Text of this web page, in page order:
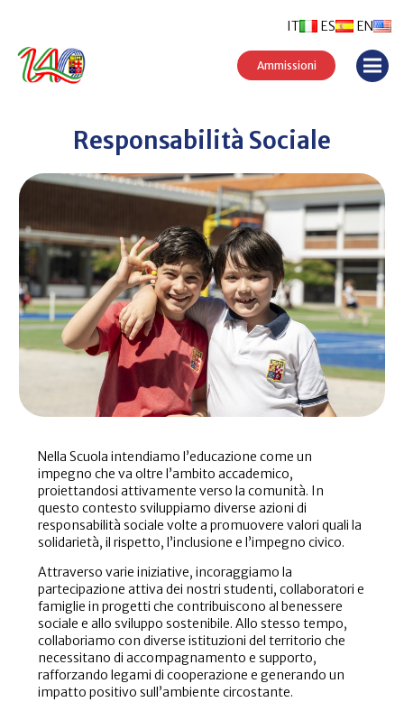
ES EN
IT
Ammissioni
Responsabilità Sociale
Nella Scuola intendiamo l’educazione come un
impegno che va oltre l’ambito accademico,
proiettandosi attivamente verso la comunità. In
questo contesto sviluppiamo diverse azioni di
responsabilità sociale volte a promuovere valori quali la
solidarietà, il rispetto, l’inclusione e l’impegno civico.
Attraverso varie iniziative, incoraggiamo la
partecipazione attiva dei nostri studenti, collaboratori e
famiglie in progetti che contribuiscono al benessere
sociale e allo sviluppo sostenibile. Allo stesso tempo,
collaboriamo con diverse istituzioni del territorio che
necessitano di accompagnamento e supporto,
rafforzando legami di cooperazione e generando un
impatto positivo sull’ambiente circostante.